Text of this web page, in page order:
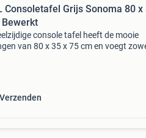
Consoletafel Grijs Sonoma 80 x
console tafel heeft de mooie
van 80 x 35 x 75 cm en voegt
Verzenden